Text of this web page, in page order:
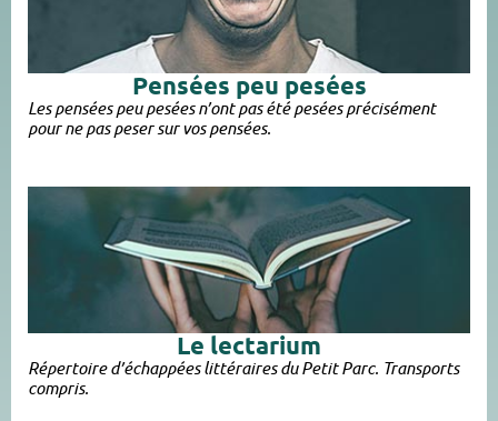
Pensées peu pesées​
Les pensées peu pesées n’ont pas été pesées précisément
pour ne pas peser sur vos pensées.
Le lectarium
Répertoire d’échappées littéraires du Petit Parc. Transports
compris.